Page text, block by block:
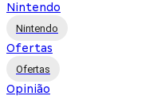
Nintendo
Nintendo
Ofertas
Ofertas
Opinião